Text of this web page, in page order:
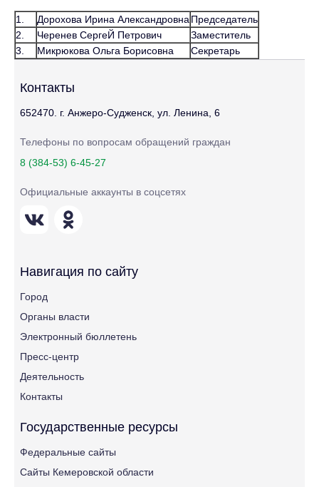
1. Дорохова Ирина Александровна Председатель
2.
Черенев СергеЙ Петрович
Заместитель
3.
Микрюкова Ольга Борисовна Секретарь
Контакты
652470. г. Анжеро-Судженск, ул. Ленина, 6
Телефоны по вопросам обращений граждан
8 (384-53) 6-45-27
Официальные аккаунты в соцсетях
Навигация по сайту
Город
Органы власти
Электронный бюллетень
Пресс-центр
Деятельность
Контакты
Государственные ресурсы
Федеральные сайты
Сайты Кемеровской области